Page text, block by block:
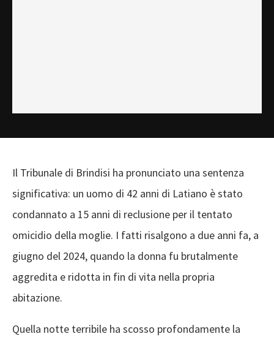
Il Tribunale di Brindisi ha pronunciato una sentenza
significativa: un uomo di 42 anni di Latiano è stato
condannato a 15 anni di reclusione per il tentato
omicidio della moglie. I fatti risalgono a due anni fa, a
giugno del 2024, quando la donna fu brutalmente
aggredita e ridotta in fin di vita nella propria
abitazione.
Quella notte terribile ha scosso profondamente la